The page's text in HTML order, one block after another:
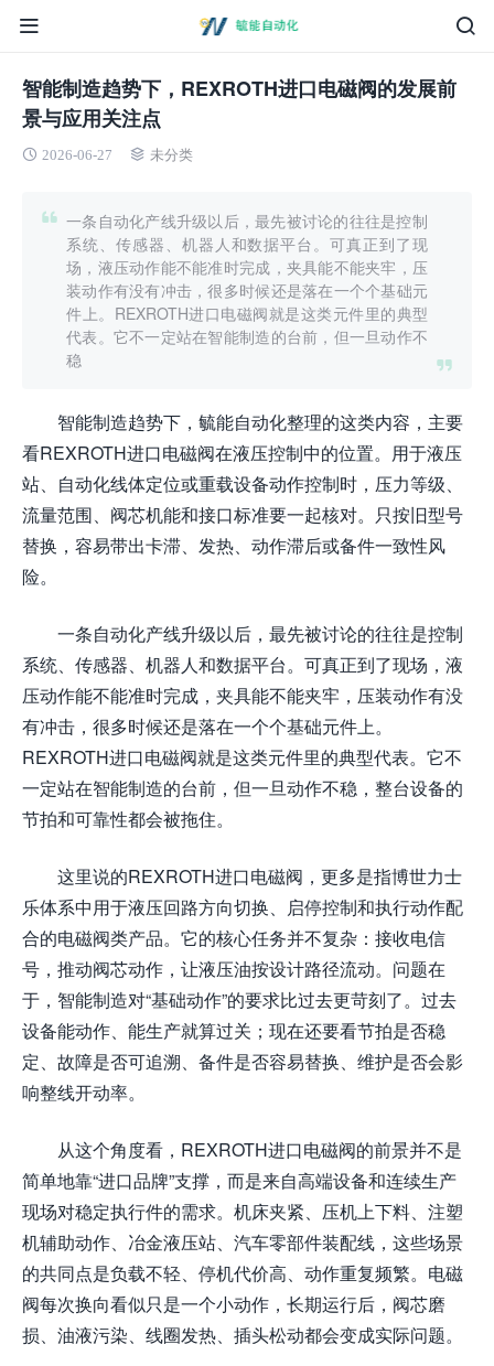
智能制造趋势下，REXROTH进口电磁阀的发展前
景与应用关注点
2026-06-27 未分类
一条自动化产线升级以后，最先被讨论的往往是控制
系统、传感器、机器人和数据平台。可真正到了现
场，液压动作能不能准时完成，夹具能不能夹牢，压
装动作有没有冲击，很多时候还是落在一个个基础元
件上。REXROTH进口电磁阀就是这类元件里的典型
代表。它不一定站在智能制造的台前，但一旦动作不
稳
智能制造趋势下，毓能自动化整理的这类内容，主要
看REXROTH进口电磁阀在液压控制中的位置。用于液压
站、自动化线体定位或重载设备动作控制时，压力等级、
流量范围、阀芯机能和接口标准要一起核对。只按旧型号
替换，容易带出卡滞、发热、动作滞后或备件一致性风
险。
一条自动化产线升级以后，最先被讨论的往往是控制
系统、传感器、机器人和数据平台。可真正到了现场，液
压动作能不能准时完成，夹具能不能夹牢，压装动作有没
有冲击，很多时候还是落在一个个基础元件上。
REXROTH进口电磁阀就是这类元件里的典型代表。它不
一定站在智能制造的台前，但一旦动作不稳，整台设备的
节拍和可靠性都会被拖住。
这里说的REXROTH进口电磁阀，更多是指博世力士
乐体系中用于液压回路方向切换、启停控制和执行动作配
合的电磁阀类产品。它的核心任务并不复杂：接收电信
号，推动阀芯动作，让液压油按设计路径流动。问题在
于，智能制造对“基础动作”的要求比过去更苛刻了。过去
设备能动作、能生产就算过关；现在还要看节拍是否稳
定、故障是否可追溯、备件是否容易替换、维护是否会影
响整线开动率。
从这个角度看，REXROTH进口电磁阀的前景并不是
简单地靠“进口品牌”支撑，而是来自高端设备和连续生产
现场对稳定执行件的需求。机床夹紧、压机上下料、注塑
机辅助动作、冶金液压站、汽车零部件装配线，这些场景
的共同点是负载不轻、停机代价高、动作重复频繁。电磁
阀每次换向看似只是一个小动作，长期运行后，阀芯磨
损、油液污染、线圈发热、插头松动都会变成实际问题。